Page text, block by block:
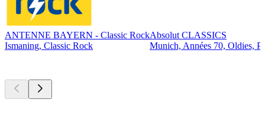
ANTENNE BAYERN - Classic Rock
Ismaning, Classic Rock
Absolut CLASSICS
Munich, Années 70, Oldies,